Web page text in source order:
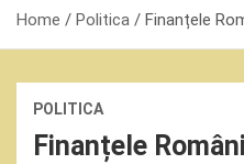
Home Politica Finanțele
POLITICA
Finanțele